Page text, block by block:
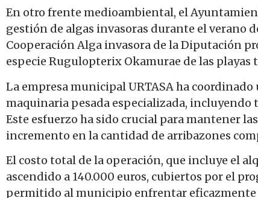
En otro frente medioambiental, el
gestión de algas invasoras durante el verano
Cooperación Alga invasora de la Diputación
especie Rugulopterix Okamurae de las playas
La empresa municipal URTASA ha
maquinaria pesada especializada, incluyendo
Este esfuerzo ha sido crucial para mantener
incremento en la cantidad de arribazones
El costo total de la operación, que incluye el
ascendido a 140.000 euros, cubiertos por el
permitido al municipio enfrentar eficazmente